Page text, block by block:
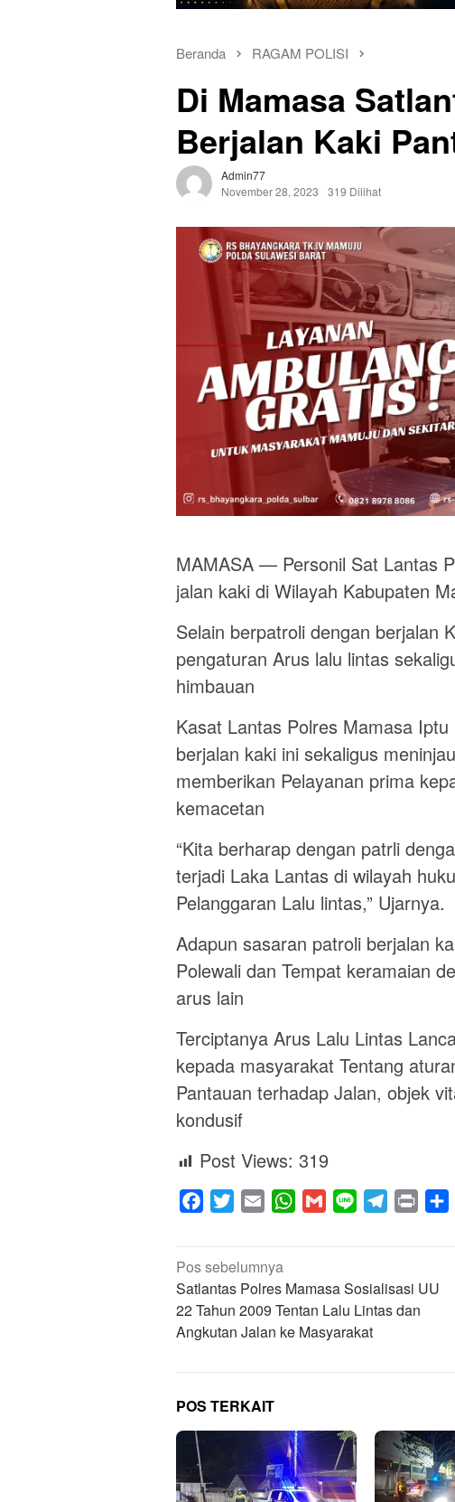
Beranda RAGAM POLISI
Di Mamasa
Berjalan Kaki
Admin77
November 28, 2023
319 Dilihat
MAMASA — Personil Sat Lantas
jalan kaki di Wilayah Kabupaten
Selain berpatroli dengan berjalan
pengaturan Arus lalu lintas
himbauan
Kasat Lantas Polres Mamasa
berjalan kaki ini sekaligus
memberikan Pelayanan prima
kemacetan
“Kita berharap dengan patrli
terjadi Laka Lantas di wilayah
Pelanggaran Lalu lintas,” Ujarnya.
Adapun sasaran patroli berjalan
Polewali dan Tempat keramaian
arus lain
Terciptanya Arus Lalu Lintas
kepada masyarakat Tentang
Pantauan terhadap Jalan, objek
kondusif
Post Views: 319
Facebook
Twitter Email WhatsApp
Gmail Line Telegram
Print
Navigasi
pos
Pos sebelumnya
Satlantas Polres Mamasa Sosialisasi UU
22 Tahun 2009 Tentan Lalu Lintas dan
Angkutan Jalan ke Masyarakat
POS TERKAIT